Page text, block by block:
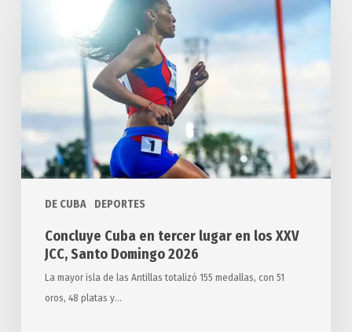
DE CUBA DEPORTES
JCC,
Santo
Concluye Cuba en tercer lugar en los XXV
JCC, Santo Domingo 2026
La mayor isla de las Antillas totalizó 155 medallas, con 51
oros, 48 platas y…